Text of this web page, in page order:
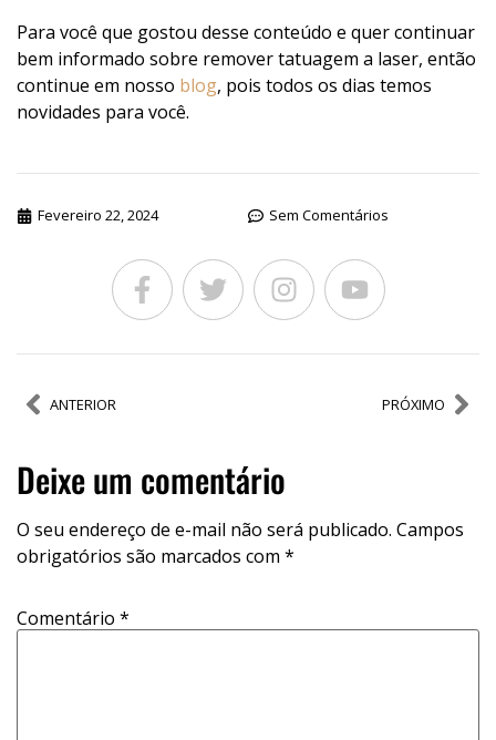
Para você que gostou desse conteúdo e quer continuar
bem informado sobre remover tatuagem a laser, então
continue em nosso blog, pois todos os dias temos
novidades para você.
Fevereiro 22, 2024 Sem Comentários
ANTERIOR PRÓXIMO
Deixe um comentário
O seu endereço de e-mail não será publicado. Campos
obrigatórios são marcados com *
Comentário *